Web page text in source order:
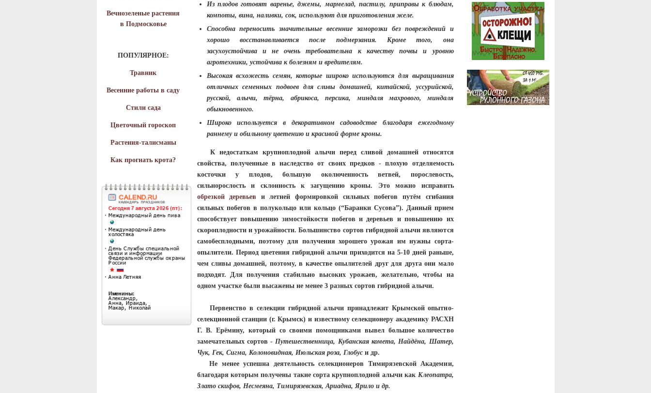
Вечнозеленые растения
в Подмосковье
ПОПУЛЯРНОЕ:
Травник
Весенние работы в саду
Стили сада
Цветочный гороскоп
Растения-талисманы
Как прогнать крота?
Из плодов готовят варенье, джемы, мармелад, пастилу, приправы к блюдам,
компоты, вина, наливки, сок, используют для приготовления желе.
Способна переносить значительные весенние заморозки без повреждений и
хорошо восстанавливается после подмерзания. Кроме того, она
засухоустойчива и не очень требовательна к качеству почвы и уровню
агротехники, устойчива к болезням и вредителям.
Высокая всхожесть семян, которые широко используются для выращивания
отличных семенных подвоев для сливы домашней, китайской, уссурийской,
русской, алычи, тёрна, абрикоса, персика, миндаля махрового, миндаля
обыкновенного.
Широкоиспользуется в декоративном садоводстве благодаря ежегодному
раннему и обильному цветению и красивой форме кроны.
К недостаткам крупноплодной алычи перед сливой домашней относятся
свойства, полученные в наследство от своих предков - плохую отделяемость
косточки у плодов, большую околюченность ветвей, порослевость,
сильнорослость и склонность к загущению кроны. Это можно исправить
обрезкой деревьев и летней формировкой сильных побегов путём сгибания
сильных побегов в полукольцо или кольцо (“Баранки Сусова”). Данный прием
способствует повышению зимостойкости побегов и деревьев и повышению их
скороплодности и урожайности. Большинство сортов гибридной алычи являются
самобесплодными, поэтому для получения хорошего урожая им нужны сорта-
опылители. Период цветения гибридной алычи приходится на 5-10 дней раньше,
чем сливы домашней, поэтому, в качестве опылителей друг для друга они мало
подходят. Для получения стабильно высоких урожаев, желательно, чтобы на
одном участке были высажены не менее 3 разных сортов гибридной алычи.
Первенство в селекции гибридной алычи принадлежит Крымской опытно-
селекционной станции (г. Крымск) и известному селекционеру академику РАСХН
Г. В. Ерёмину, который со своими помощниками вывел большое количество
замечательных сортов -Путешественница, Кубанская комета, Найдёна, Шатер,
Чук, Гек, Сигма, Колоновидная, Июльская роза, Глобус и др.
Не менее успешна деятельность селекционеров Тимирязевской Академии,
благодаря которым получены такие сорта крупноплодной алычи как Клеопатра,
Злато скифов, Несмеяна, Тимирязевская, Ариадна, Ярило и др.